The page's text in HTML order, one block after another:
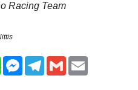
Racing Team